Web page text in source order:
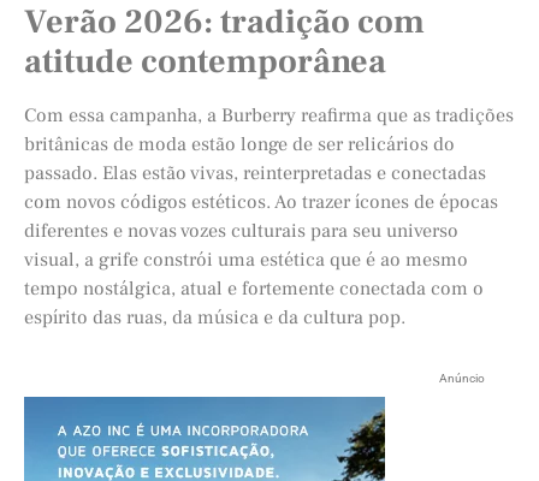
Verão 2026: tradição com
atitude contemporânea
Com essa campanha, a Burberry reafirma que as tradições
britânicas de moda estão longe de ser relicários do
passado. Elas estão vivas, reinterpretadas e conectadas
com novos códigos estéticos. Ao trazer ícones de épocas
diferentes e novas vozes culturais para seu universo
visual, a grife constrói uma estética que é ao mesmo
tempo nostálgica, atual e fortemente conectada com o
espírito das ruas, da música e da cultura pop.
Anúncio